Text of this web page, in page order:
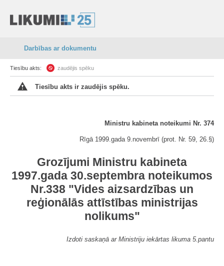
Darbības ar dokumentu
Tiesību akts: zaudējis spēku
Tiesību akts ir zaudējis spēku.
Ministru kabineta noteikumi Nr. 374
Rīgā 1999.gada 9.novembrī (prot. Nr. 59, 26.§)
Grozījumi Ministru kabineta
1997.gada 30.septembra noteikumos
Nr.338 "Vides aizsardzības un
reģionālās attīstības ministrijas
nolikums"
Izdoti saskaņā ar Ministriju iekārtas likuma 5.pantu